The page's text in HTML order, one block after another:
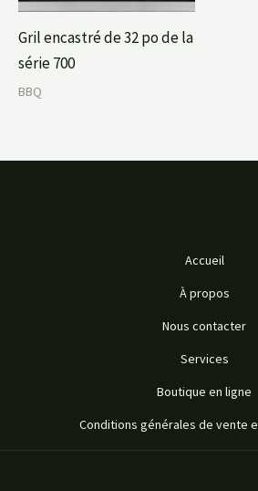
Gril encastré de 32 po de la
série 700
BBQ
Accueil
À propos
Nous contacter
Services
Boutique en ligne
Conditions générales de vente